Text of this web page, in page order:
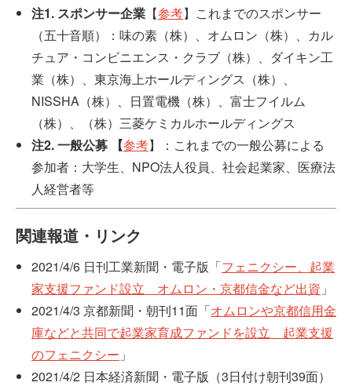
注1. スポンサー企業 【参考】これまでのスポンサー
（五十音順）：味の素（株）、オムロン（株）、カル
チュア・コンビニエンス・クラブ（株）、ダイキン工
業（株）、東京海上ホールディングス（株）、
NISSHA（株）、日置電機（株）、富士フイルム
（株）、（株）三菱ケミカルホールディングス
注2. 一般公募 【参考】：これまでの一般公募による
参加者：大学生、NPO法人役員、社会起業家、医療法
人経営者等
関連報道・リンク
2021/4/6 日刊工業新聞・電子版「フェニクシー、起業
家支援ファンド設立 オムロン・京都信金など出資 」
2021/4/3 京都新聞・朝刊11面「オムロンや京都信用金
庫などと共同で起業家育成ファンドを設立 起業支援
のフェニクシー 」
2021/4/2 日本経済新聞・電子版（3日付け朝刊39面）